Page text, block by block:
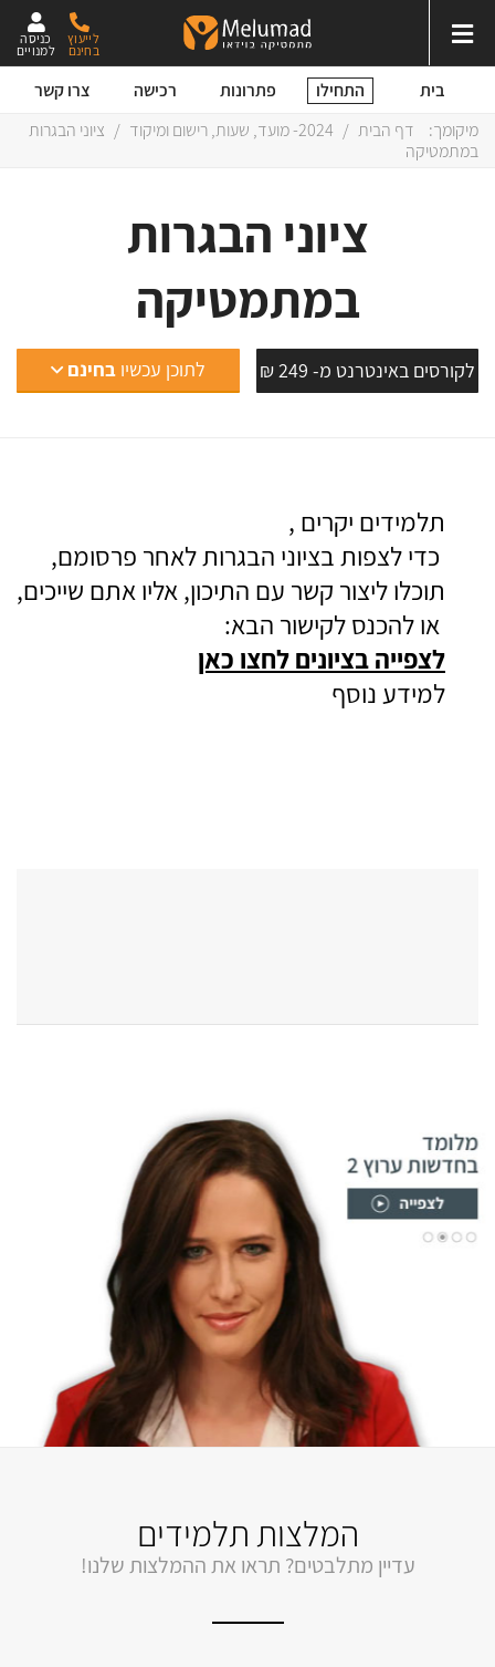
כניסה
למנויים
לייעוץ
בחינם
בית התחילו פתרונות רכישה צרו קשר
ציוני הבגרות
במתמטיקה
לקורסים באינטרנט מ- 249 ₪ לתוכן עכשיובחינם
מיקומך: דף הבית / 2024- מועד, שעות, רישום ומיקוד / ציוני הבגרות
במתמטיקה
תלמידים יקרים ,
כדי לצפות בציוני הבגרות לאחר פרסומם,
תוכלו ליצור קשר עם התיכון, אליו אתם שייכים,
או להכנס לקישור הבא:
לצפייה בציונים לחצו כאן
למידע נוסף
המלצות תלמידים
עדיין מתלבטים? תראו את ההמלצות שלנו!